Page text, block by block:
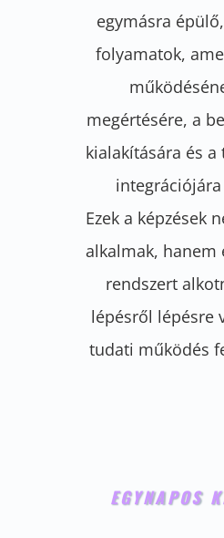
egymásra
folyamatok,
megértésére, a
kialakítására és a
Ezek a képzések
alkalmak, hanem
rendszert
lépésről lépésre
tudati működés
EGYNAPOS